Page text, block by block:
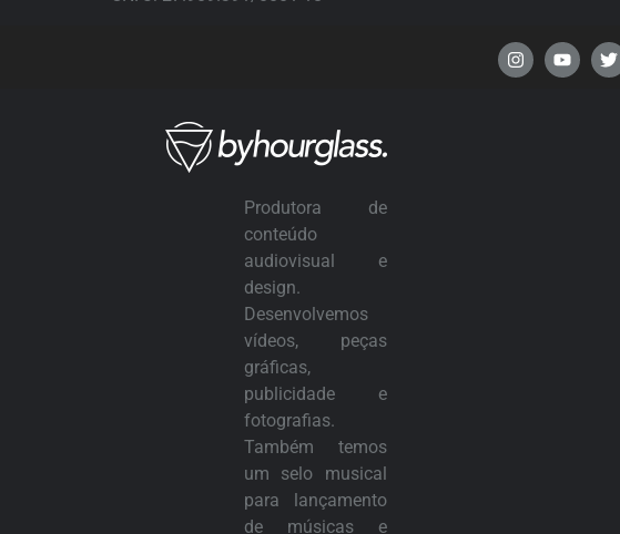
Produtora de
conteúdo
audiovisual e
design.
Desenvolvemos
vídeos, peças
gráficas,
publicidade e
fotografias.
Também temos
um selo musical
para lançamento
de músicas e